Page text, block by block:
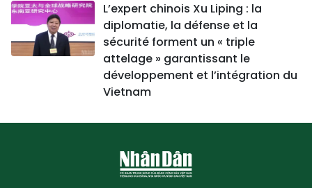
L’expert chinois Xu Liping : la
diplomatie, la défense et la
sécurité forment un « triple
attelage » garantissant le
développement et l’intégration du
Vietnam